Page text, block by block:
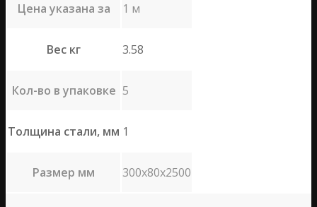
Цена указана за 1 м
Вес кг 3.58
Кол-во в упаковке 5
Толщина стали, мм 1
Размер мм 300х80х2500